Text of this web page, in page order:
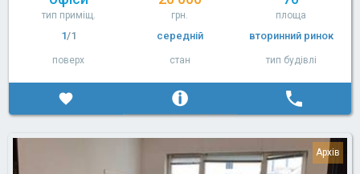
тип приміщ. грн. площа
1/1
поверх
середній
стан
вторинний ринок
тип будівлі